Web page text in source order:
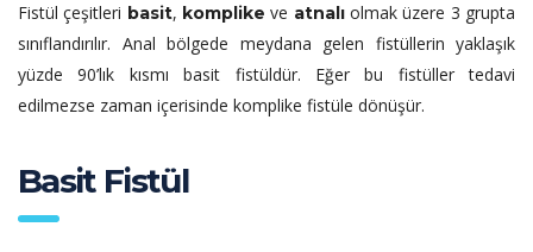
Fistül çeşitleri basit, komplike ve atnalıolmak üzere 3 grupta
sınıflandırılır. Anal bölgede meydana gelen fistüllerin yaklaşık
yüzde 90’lık kısmı basit fistüldür. Eğer bu fistüller tedavi
edilmezse zaman içerisinde komplike fistüle dönüşür.
Basit Fistül